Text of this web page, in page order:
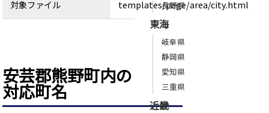
対象ファイル templates/page/area/city.html
安芸郡熊野町内の
対応町名
長野県
東海
岐阜県
静岡県
愛知県
三重県
近畿